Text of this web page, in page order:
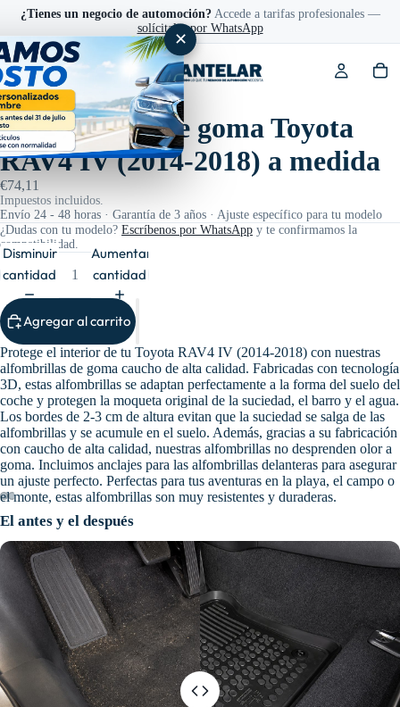
¿Tienes un negocio de automoción?Accede a tarifas profesionales —
solícitalas por WhatsApp
✕
Ref: 201425
Alfombrillas de goma Toyota
RAV4 IV (2014-2018) a medida
€74,11
Impuestos incluidos.
Envío 24 - 48 horas · Garantía de 3 años · Ajuste específico para tu modelo
¿Dudas con tu modelo? Escríbenos por WhatsApp y te confirmamos la
compatibilidad.
Disminuir
cantidad
Aumentar
cantidad
Agregar al carrito
Protege el interior de tu Toyota RAV4 IV (2014-2018) con nuestras
alfombrillas de goma caucho de alta calidad. Fabricadas con tecnología
3D, estas alfombrillas se adaptan perfectamente a la forma del suelo del
coche y protegen la moqueta original de la suciedad, el barro y el agua.
Los bordes de 2-3 cm de altura evitan que la suciedad se salga de las
alfombrillas y se acumule en el suelo. Además, gracias a su fabricación
con caucho de alta calidad, nuestras alfombrillas no desprenden olor a
goma. Incluimos anclajes para las alfombrillas delanteras para asegurar
un ajuste perfecto. Perfectas para tus aventuras en la playa, el campo o
el monte, estas alfombrillas son muy resistentes y duraderas.
El antes y el después